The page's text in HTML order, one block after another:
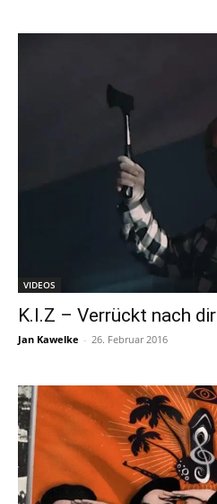
VIDEOS
K.I.Z – Verrückt nach dir
Jan Kawelke - 26. Februar 2016